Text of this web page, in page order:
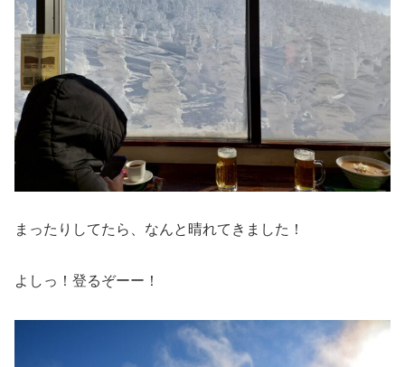
まったりしてたら、なんと晴れてきました！
よしっ！登るぞーー！